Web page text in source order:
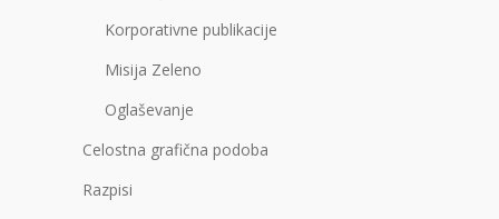
Korporativne publikacije
Misija Zeleno
Oglaševanje
Celostna grafična podoba
Razpisi